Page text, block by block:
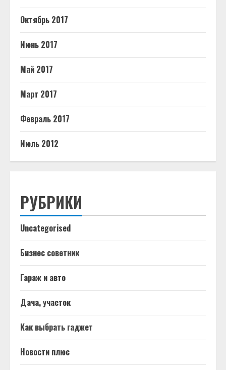
Октябрь 2017
Июнь 2017
Май 2017
Март 2017
Февраль 2017
Июль 2012
РУБРИКИ
Uncategorised
Бизнес советник
Гараж и авто
Дача, участок
Как выбрать гаджет
Новости плюс